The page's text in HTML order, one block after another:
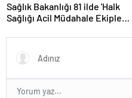
Sağlık Bakanlığı 81 ilde 'Halk
Sağlığı Acil Müdahale Ekipleri'